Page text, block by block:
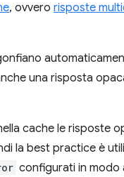
, ovvero risposte
una risposta
cache le risposte
la best practice è
configurati in modo